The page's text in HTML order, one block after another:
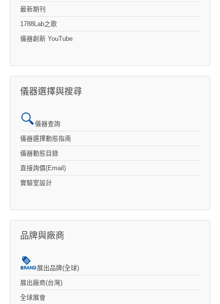
最新期刊
1788Lab之歌
儀器創新 YouTube
儀器選擇與搜尋
儀器查詢
儀器選擇動態指南
儀器動態目錄
直接詢價(Email)
實驗室設計
品牌與廠商
展出品牌(全球)
展出廠商(台灣)
全球展會